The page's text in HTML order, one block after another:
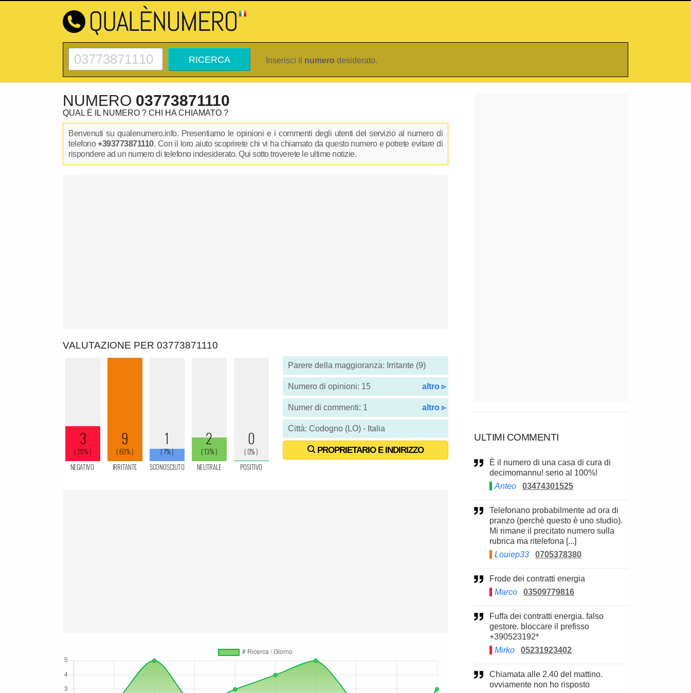
Inserisci il numero desiderato.
NUMERO 03773871110
QUAL È IL NUMERO ? CHI HA CHIAMATO ?
Benvenuti su qualenumero.info. Presentiamo le opinioni e i commenti degli utenti del servizio al numero di
telefono+393773871110. Con il loro aiuto scoprirete chi vi ha chiamato da questo numero e potrete evitare di
rispondere ad un numero di telefono indesiderato. Qui sotto troverete le ultime notizie.
VALUTAZIONE PER 03773871110
Parere della maggioranza: Irritante (9)
Numero di opinioni: 15 altro ▹
Numer di commenti: 1 altro ▹
Città: Codogno (LO) - Italia
PROPRIETARIO E INDIRIZZO
ULTIMI COMMENTI
È il numero di una casa di cura di
decimomannu! serio al 100%!
Anteo
03474301525
Telefonano probabilmente ad ora di
pranzo (perchè questo è uno studio).
Mi rimane il precitato numero sulla
rubrica ma ritelefona [...]
Louiep33
0705378380
Frode dei contratti energia
Marco
03509779816
Fuffa dei contratti energia. falso
gestore. bloccare il prefisso
+390523192*
Mirko
05231923402
Chiamata alle 2.40 del mattino.
ovviamente non ho risposto